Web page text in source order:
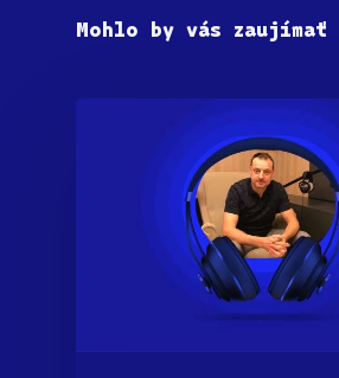
Mohlo by vás zaujímať